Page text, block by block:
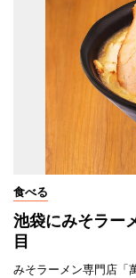
食べる
池袋にみそラー
目
みそラーメン専門店「